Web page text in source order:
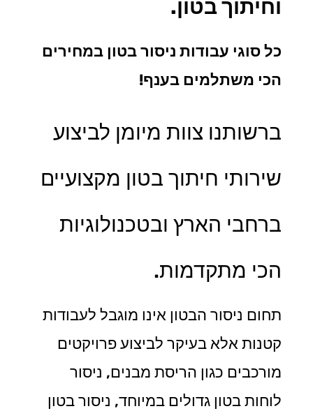
וחיתוך בטון.
כל סוגי עבודות ניסור בטון במחירים
הכי משתלמים בענף!
ברשותנו צוות מיומן לביצוע
שירותי חיתוך בטון מקצועיים
ברחבי הארץ ובטכנולוגיות
הכי מתקדמות.
תחום ניסור הבטון אינו מוגבל לעבודות
קטנות אלא בעיקר לביצוע פרויקטים
מורכבים כגון הריסת מבנים, ניסור
לוחות בטון גדולים במיוחד, ניסור בטון